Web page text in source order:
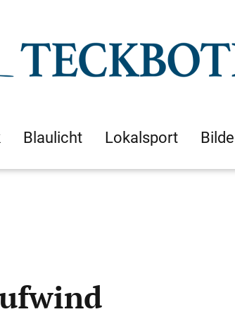
Blaulicht Lokalsport